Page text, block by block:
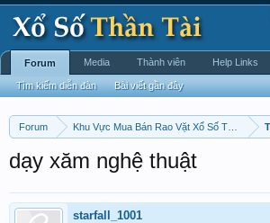
Forum Khu Vực Mua Bán Rao Vặt Xổ Số Thần Tài
dạy xăm nghệ thuật
starfall_1001
Forum
Tìm kiếm diễn đàn Bài viết gần đây
Media Thành viên Help Links